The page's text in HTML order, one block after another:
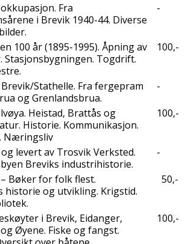
Fra
i Brevik 1940-44. Diverse
-
100 år (1895-1995). Åpning av
Stasjonsbygningen. Togdrift.
100,-
Stathelle. Fra fergepram
og Grenlandsbrua.
-
Heistad, Brattås og
Historie. Kommunikasjon.
Næringsliv
100,-
levert av Trosvik Verksted.
Breviks industrihistorie.
-
Bøker for folk flest.
historie og utvikling. Krigstid.
50,-
i Brevik, Eidanger,
Øyene. Fiske og fangst.
100,-